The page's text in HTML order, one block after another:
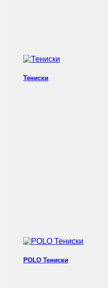
Тениски
POLO Тениски